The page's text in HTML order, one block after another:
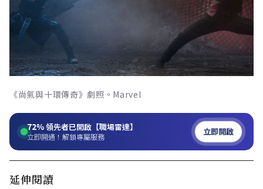
《尚氣與十環傳奇》劇照。Marvel
72%領先者已開啟【職場雷達】
立即開通！解鎖專屬服務 立即開啟
延伸閱讀